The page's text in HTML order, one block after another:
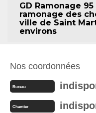
GD Ramonage
ramonage des
ville de Saint
environs
Nos coordonnées
Bureau
Chantier